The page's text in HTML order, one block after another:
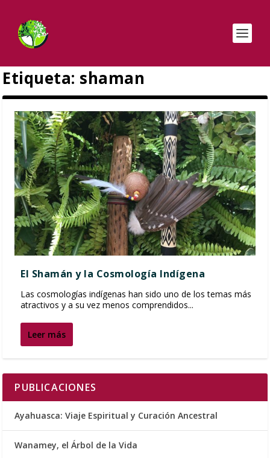
Etiqueta: shaman
El Shamán y la Cosmología Indígena
Las cosmologías indígenas han sido uno de los temas más
atractivos y a su vez menos comprendidos...
Leer más
PUBLICACIONES
Ayahuasca: Viaje Espiritual y Curación Ancestral
Wanamey, el Árbol de la Vida